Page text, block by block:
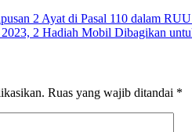
2 Ayat di Pasal 110 dalam RUU
2 Hadiah Mobil Dibagikan
Ruas yang wajib ditandai *